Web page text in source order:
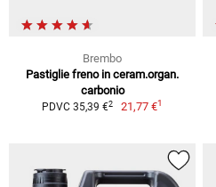
Brembo
Pastiglie freno in ceram.organ.
carbonio
PDVC 35,39 €2 21,77 €1